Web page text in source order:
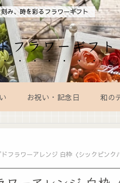
み、時を彩るフラワーギフト
フラワーギフ
お祝い・記念日 和の
フラワーアレンジ 白枠〈シックピンク